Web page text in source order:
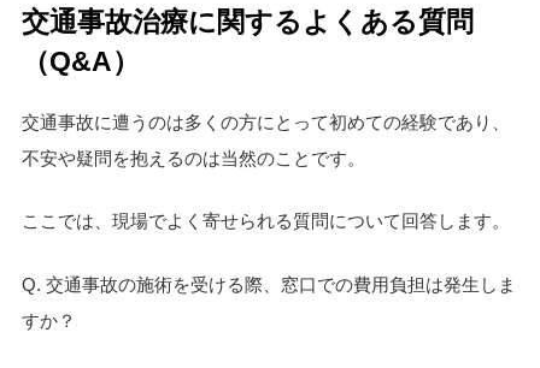
交通事故治療に関するよくある質問
（Q&A）
交通事故に遭うのは多くの方にとって初めての経験であり、
不安や疑問を抱えるのは当然のことです。
ここでは、現場でよく寄せられる質問について回答します。
Q. 交通事故の施術を受ける際、窓口での費用負担は発生しま
すか？